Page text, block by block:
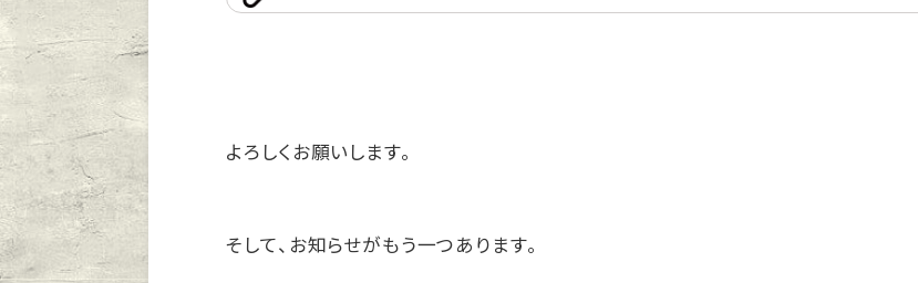
よろしくお願いします。
そして、お知らせがもう一つあります。